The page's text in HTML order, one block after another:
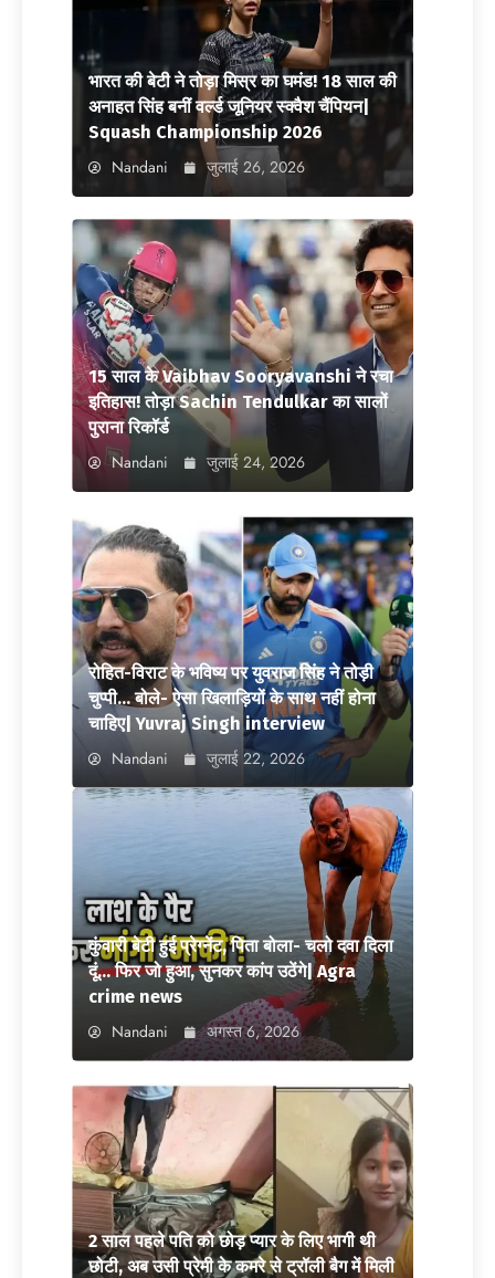
भारत की बेटी ने तोड़ा मिस्र का घमंड! 18 साल की
अनाहत सिंह बनीं वर्ल्ड जूनियर स्क्वैश चैंपियन|
Squash Championship 2026
Nandani जुलाई 26, 2026
15 साल के Vaibhav Sooryavanshi ने रचा
इतिहास! तोड़ा Sachin Tendulkar का सालों
पुराना रिकॉर्ड
Nandani जुलाई 24, 2026
रोहित-विराट के भविष्य पर युवराज सिंह ने तोड़ी
चुप्पी… बोले- ऐसा खिलाड़ियों के साथ नहीं होना
चाहिए| Yuvraj Singh interview
Nandani जुलाई 22, 2026
कुंवारी बेटी हुई प्रेग्नेंट, पिता बोला- चलो दवा दिला
दूं… फिर जो हुआ, सुनकर कांप उठेंगे| Agra
crime news
Nandani अगस्त 6, 2026
2 साल पहले पति को छोड़ प्यार के लिए भागी थी
छोटी, अब उसी प्रेमी के कमरे से ट्रॉली बैग में मिली